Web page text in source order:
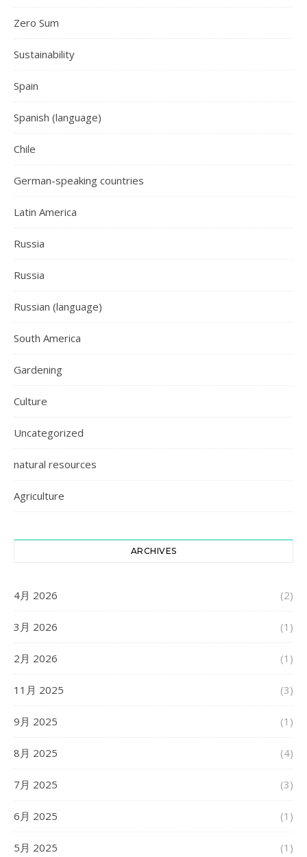
Zero Sum
Sustainability
Spain
Spanish (language)
Chile
German-speaking countries
Latin America
Russia
Russia
Russian (language)
South America
Gardening
Culture
Uncategorized
natural resources
Agriculture
ARCHIVES
4月 2026 (2)
3月 2026 (1)
2月 2026 (1)
11月 2025 (3)
9月 2025 (1)
8月 2025 (4)
7月 2025 (3)
6月 2025 (1)
5月 2025 (1)